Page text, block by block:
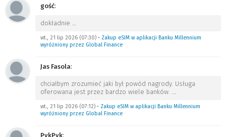
gość:
dokładnie …
wt., 21 lip 2026 (07:30) • Zakup eSIM w aplikacji Banku Millennium
wyróżniony przez Global Finance
Jas Fasola:
chciałbym zrozumieć jaki był powód nagrody. Usługa
oferowana jest przez bardzo wiele banków. …
wt., 21 lip 2026 (07:12) • Zakup eSIM w aplikacji Banku Millennium
wyróżniony przez Global Finance
PykPyk: